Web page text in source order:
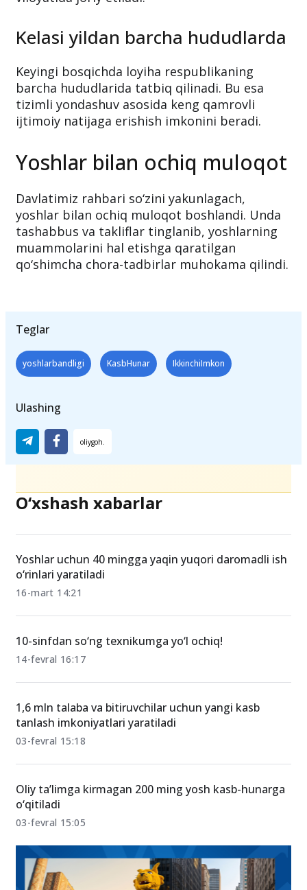
Kelasi yildan barcha hududlarda
Keyingi bosqichda loyiha respublikaning
barcha hududlarida tatbiq qilinadi. Bu esa
tizimli yondashuv asosida keng qamrovli
ijtimoiy natijaga erishish imkonini beradi.
Yoshlar bilan ochiq muloqot
Davlatimiz rahbari so‘zini yakunlagach,
yoshlar bilan ochiq muloqot boshlandi. Unda
tashabbus va takliflar tinglanib, yoshlarning
muammolarini hal etishga qaratilgan
qo‘shimcha chora-tadbirlar muhokama qilindi.
Teglar
yoshlarbandligi KasbHunar IkkinchiImkon
Ulashing
O‘xshash xabarlar
Yoshlar uchun 40 mingga yaqin yuqori daromadli ish
o‘rinlari yaratiladi
16-mart 14:21
10-sinfdan so‘ng texnikumga yo‘l ochiq!
14-fevral 16:17
1,6 mln talaba va bitiruvchilar uchun yangi kasb
tanlash imkoniyatlari yaratiladi
03-fevral 15:18
Oliy ta’limga kirmagan 200 ming yosh kasb-hunarga
o‘qitiladi
03-fevral 15:05